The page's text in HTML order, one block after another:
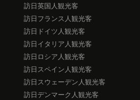
訪日英国人観光客
訪日フランス人観光客
訪日ドイツ人観光客
訪日イタリア人観光客
訪日ロシア人観光客
訪日スペイン人観光客
訪日スウェーデン人観光客
訪日デンマーク人観光客